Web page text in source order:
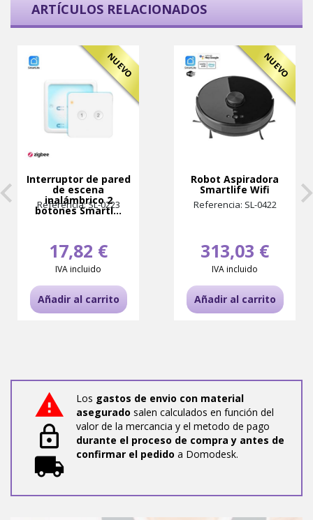
ARTÍCULOS RELACIONADOS
NUEVO
Interruptor de pared
de escena
inalámbrico 2
botones Smartl...
Referencia: SL-0223
17,82 €
IVA incluido
Añadir al carrito
NUEVO
Robot Aspiradora
Smartlife Wifi
Referencia: SL-0422
313,03 €
IVA incluido
Añadir al carrito
Los gastos de envio con material
asegurado salen calculados en función del
valor de la mercancia y el metodo de pago
durante el proceso de compra y antes de
confirmar el pedido a Domodesk.